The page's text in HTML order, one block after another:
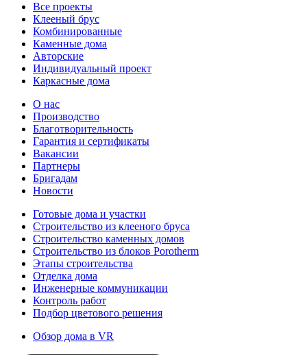
Все проекты
Клееный брус
Комбинированные
Каменные дома
Авторские
Индивидуальный проект
Каркасные дома
О нас
Производство
Благотворительность
Гарантия и сертификаты
Вакансии
Партнеры
Бригадам
Новости
Готовые дома и участки
Строительство из клееного бруса
Строительство каменных домов
Строительство из блоков Porotherm
Этапы строительства
Отделка дома
Инженерные коммуникации
Контроль работ
Подбор цветового решения
Обзор дома в VR